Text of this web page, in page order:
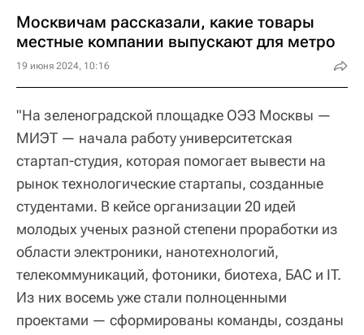
Москвичам рассказали, какие товары
местные компании выпускают для метро
19 июня 2024, 10:16
"На зеленоградской площадке ОЭЗ Москвы —
МИЭТ — начала работу университетская
стартап-студия, которая помогает вывести на
рынок технологические стартапы, созданные
студентами. В кейсе организации 20 идей
молодых ученых разной степени проработки из
области электроники, нанотехнологий,
телекоммуникаций, фотоники, биотеха, БАС и IT.
Из них восемь уже стали полноценными
проектами — сформированы команды, созданы